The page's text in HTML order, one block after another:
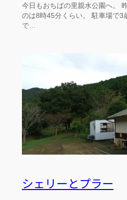
今日もおちばの里親水公園へ。
のは8時45分くらい。 駐車場で3
で…
シェリーとプラー